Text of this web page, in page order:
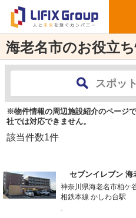
海老名市のお役立
スポッ
※物件情報の周辺施設紹介のページ
社では対応できません。
該当件数1件
セブンイレブン 海
神奈川県海老名市柏ケ
相鉄本線 かしわ台駅
-